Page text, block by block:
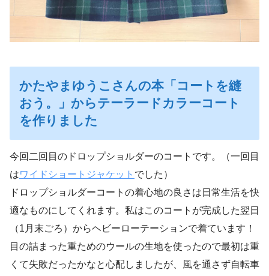
かたやまゆうこさんの本「コートを縫
おう。」からテーラードカラーコート
を作りました
今回二回目のドロップショルダーのコートです。（一回目
はワイドショートジャケット でした）
ドロップショルダーコートの着心地の良さは日常生活を快
適なものにしてくれます。私はこのコートが完成した翌日
（1月末ごろ）からヘビーローテーションで着ています！
目の詰まった重ためのウールの生地を使ったので最初は重
くて失敗だったかなと心配しましたが、風を通さず自転車